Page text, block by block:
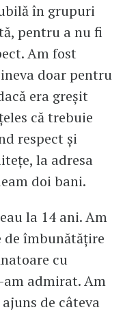
în grupuri
pentru a nu fi
Am fost
doar pentru
era greșit
că trebuie
respect și
la adresa
doi bani.
la 14 ani. Am
de îmbunătățire
cu
am admirat. Am
de câteva